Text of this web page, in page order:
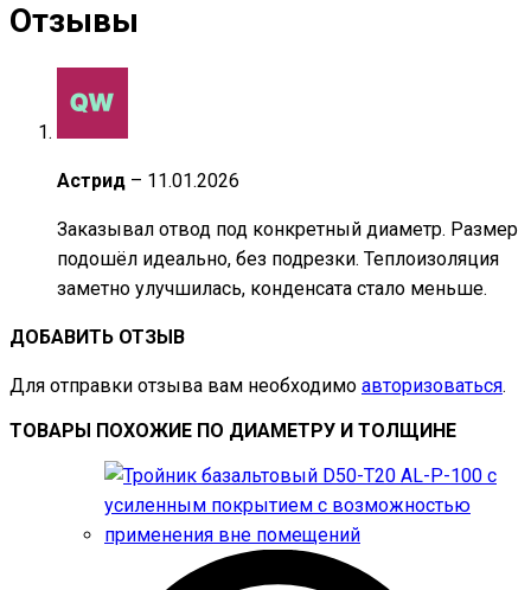
Отзывы
Астрид – 11.01.2026
Заказывал отвод под конкретный диаметр. Размер
подошёл идеально, без подрезки. Теплоизоляция
заметно улучшилась, конденсата стало меньше.
ДОБАВИТЬ ОТЗЫВ
Для отправки отзыва вам необходимо авторизоваться.
ТОВАРЫ ПОХОЖИЕ ПО ДИАМЕТРУ И ТОЛЩИНЕ